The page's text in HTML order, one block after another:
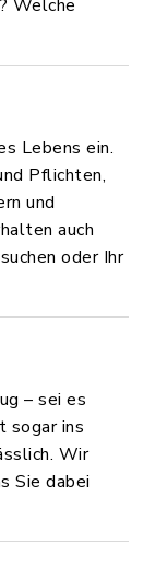
Welche
Lebens ein.
Pflichten,
und
auch
oder Ihr
– sei es
sogar ins
Wir
Sie dabei